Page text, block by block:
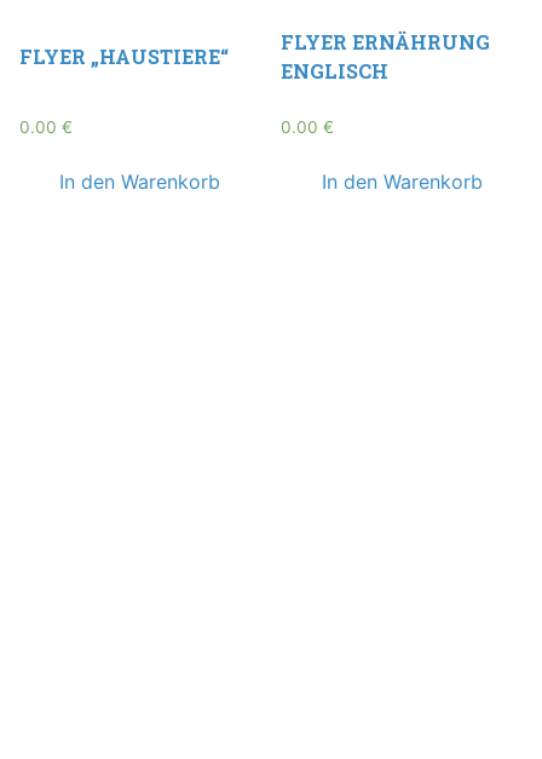
FLYER „HAUSTIERE“
0.00 €
In den Warenkorb
FLYER ERNÄHRUNG
ENGLISCH
0.00€
In den Warenkorb